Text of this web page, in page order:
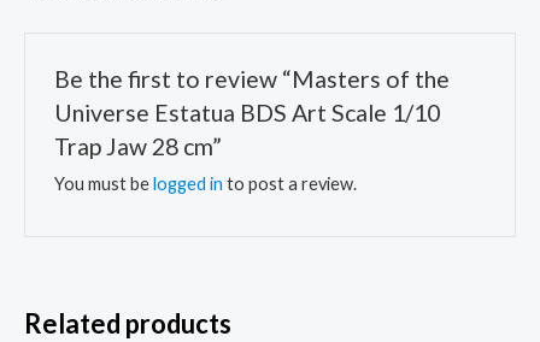
Be the first to review “Masters of the
Universe Estatua BDS Art Scale 1/10
Trap Jaw 28 cm”
You must belogged in to post a review.
Related products